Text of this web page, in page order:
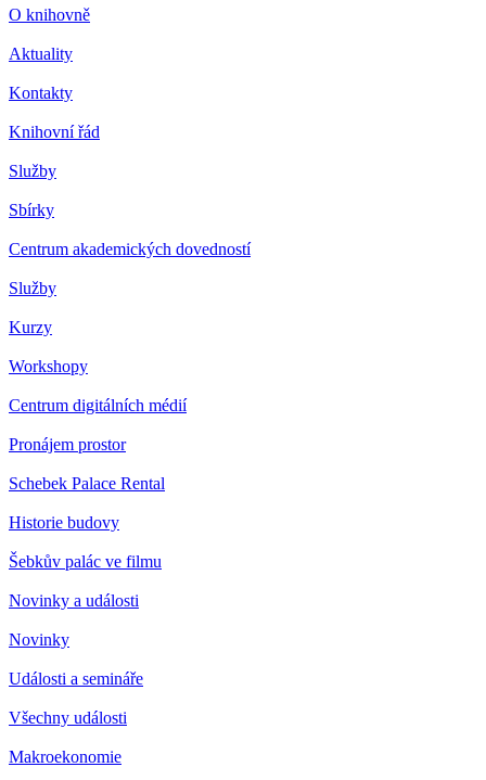
O knihovně
Aktuality
Kontakty
Knihovní řád
Služby
Sbírky
Centrum akademických dovedností
Služby
Kurzy
Workshopy
Centrum digitálních médií
Pronájem prostor
Schebek Palace Rental
Historie budovy
Šebkův palác ve filmu
Novinky a události
Novinky
Události a semináře
Všechny události
Makroekonomie